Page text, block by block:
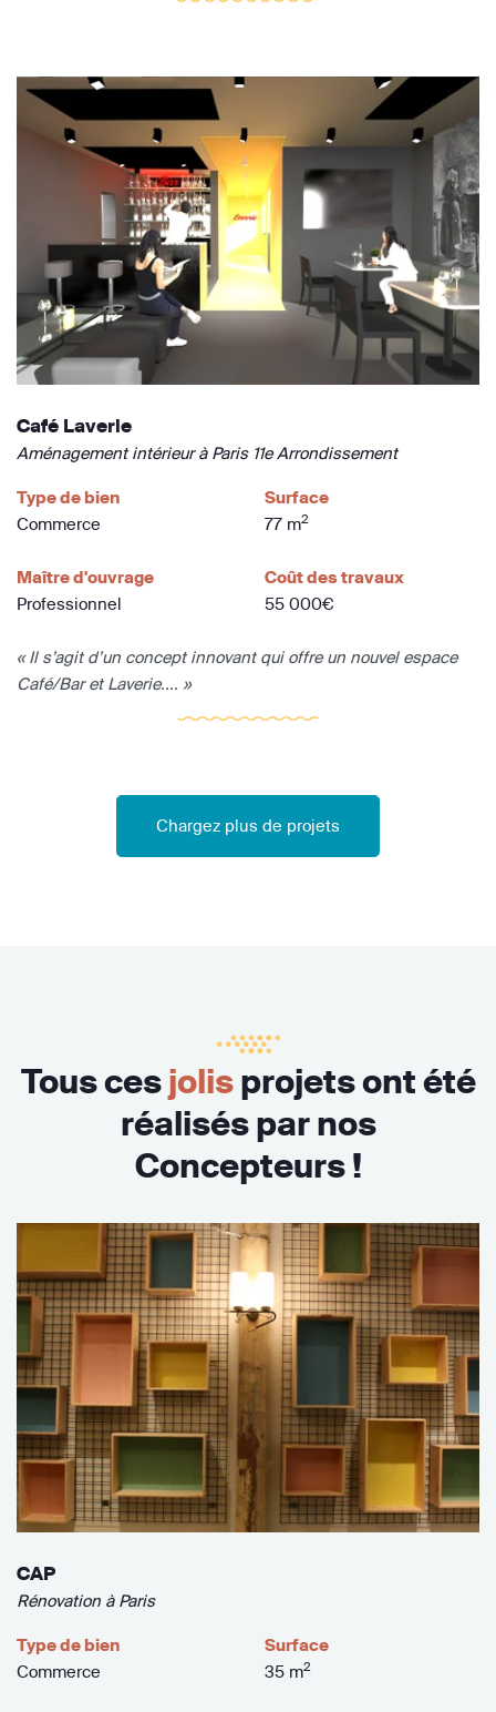
Café Laverie
Aménagement intérieur à Paris 11e Arrondissement
Type de bien
Commerce
Surface
77 m2
Maître d'ouvrage
Professionnel
Coût des travaux
55 000€
« Il s’agit d’un concept innovant qui offre un nouvel espace
Café/Bar et Laverie.... »
Chargez plus de projets
Tous cesjolisprojets ont été
réalisés par nos
Concepteurs !
CAP
Rénovation à Paris
Type de bien
Commerce
Surface
35 m2